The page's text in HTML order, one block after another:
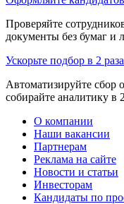
Проверяйте
документы без бумаг и
Ускорьте подбор в 2
Автоматизируйте сбор
собирайте аналитику в
О компании
Наши вакансии
Партнерам
Реклама на сайте
Новости и статьи
Инвесторам
Кандидаты по